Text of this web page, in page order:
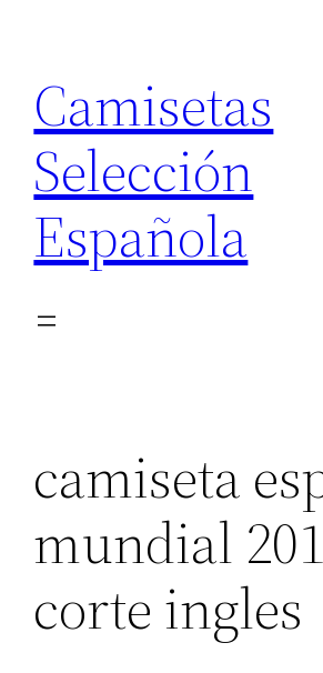
contenido
Camisetas
Selección
Española
camiseta
mundial
corte ingles